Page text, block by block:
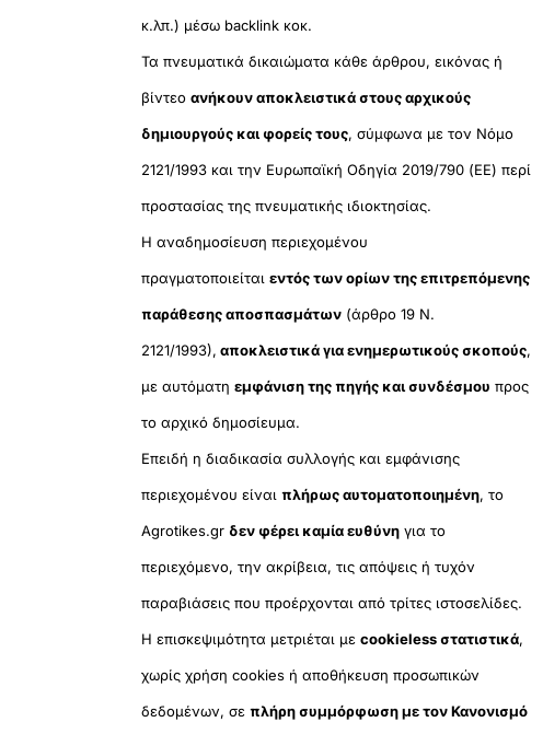
κ.λπ.) μέσω backlink κοκ.
Τα πνευματικά δικαιώματα κάθε άρθρου, εικόνας ή
βίντεοανήκουν αποκλειστικά στους αρχικούς
δημιουργούς και φορείς τους, σύμφωνα με τον Νόμο
2121/1993 και την Ευρωπαϊκή Οδηγία 2019/790 (ΕΕ) περί
προστασίας της πνευματικής ιδιοκτησίας.
Η αναδημοσίευση περιεχομένου
πραγματοποιείταιεντός των ορίων της επιτρεπόμενης
παράθεσης αποσπασμάτων (άρθρο 19 Ν.
2121/1993), αποκλειστικά για ενημερωτικούς σκοπούς,
με αυτόματηεμφάνιση της πηγής και συνδέσμου προς
το αρχικό δημοσίευμα.
Επειδή η διαδικασία συλλογής και εμφάνισης
περιεχομένου είναιπλήρως αυτοματοποιημένη, το
Agrotikes.gr δεν φέρει καμία ευθύνη για το
περιεχόμενο, την ακρίβεια, τις απόψεις ή τυχόν
παραβιάσεις που προέρχονται από τρίτες ιστοσελίδες.
Η επισκεψιμότητα μετριέται μεcookieless στατιστικά,
χωρίς χρήση cookies ή αποθήκευση προσωπικών
δεδομένων, σεπλήρη συμμόρφωση με τον Κανονισμό